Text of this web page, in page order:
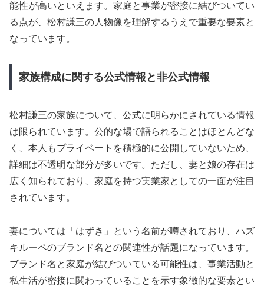
能性が高いといえます。家庭と事業が密接に結びついてい
る点が、松村謙三の人物像を理解するうえで重要な要素と
なっています。
家族構成に関する公式情報と非公式情報
松村謙三の家族について、公式に明らかにされている情報
は限られています。公的な場で語られることはほとんどな
く、本人もプライベートを積極的に公開していないため、
詳細は不透明な部分が多いです。ただし、妻と娘の存在は
広く知られており、家庭を持つ実業家としての一面が注目
されています。
妻については「はずき」という名前が噂されており、ハズ
キルーペのブランド名との関連性が話題になっています。
ブランド名と家庭が結びついている可能性は、事業活動と
私生活が密接に関わっていることを示す象徴的な要素とい